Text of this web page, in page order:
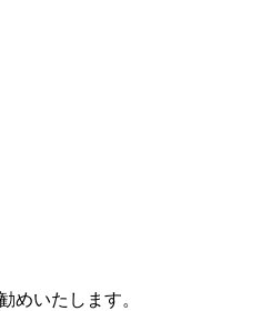
めいたします。